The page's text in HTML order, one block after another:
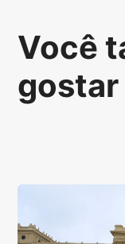
Você
gostar